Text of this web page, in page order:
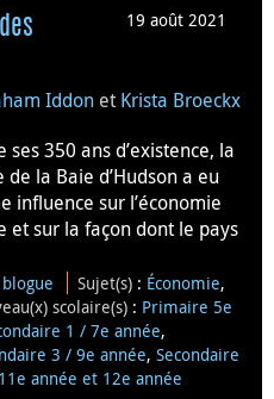
19 août 2021
Iddon et Krista Broeckx
ses 350 ans d’existence, la
de la Baie d’Hudson a eu
influence sur l’économie
et sur la façon dont le pays
Sujet(s) : Économie,
scolaire(s) : Primaire 5e
1 / 7e année,
3 / 9e année, Secondaire
année et 12e année